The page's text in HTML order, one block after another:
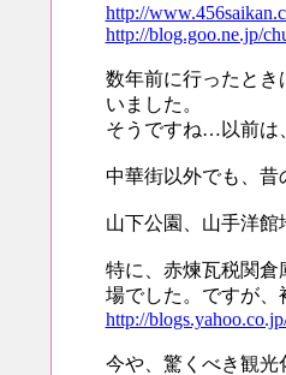
http://
http://blog.goo.ne.jp/
数年前に行ったとき
いました。
そうですね…以前は
中華街以外でも、昔
山下公園、山手洋
特に、赤煉瓦税関倉
場でした。ですが、
http://
今や、驚くべき観